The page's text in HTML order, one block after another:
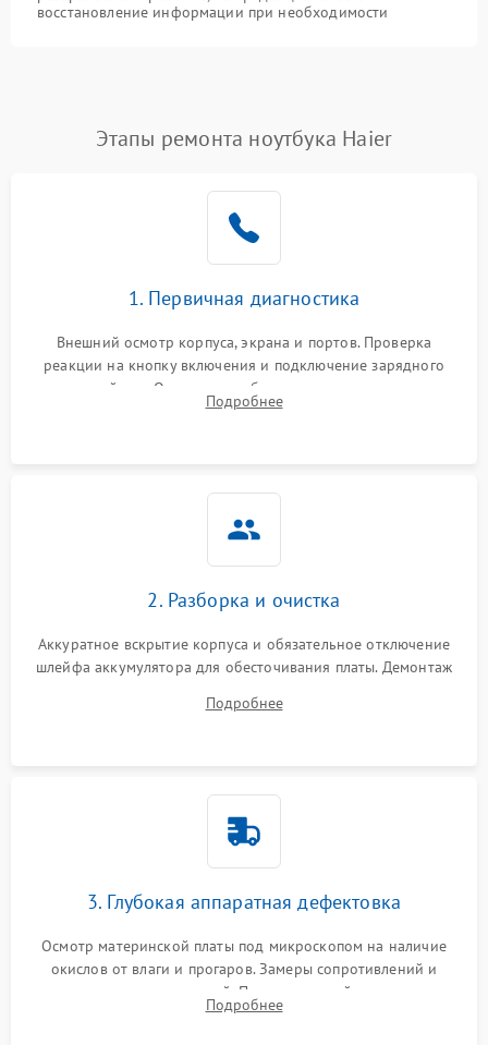
восстановление информации при необходимости
Этапы ремонта ноутбука Haier
1. Первичная диагностика
Внешний осмотр корпуса, экрана и портов. Проверка
реакции на кнопку включения и подключение зарядного
устройства. Оценка потребления тока с помощью
лабораторного блока питания для локализации проблемы.
Подробнее
2. Разборка и очистка
Аккуратное вскрытие корпуса и обязательное отключение
шлейфа аккумулятора для обесточивания платы. Демонтаж
высохшей термопасты с кристаллов чипов.
Подробнее
3. Глубокая аппаратная дефектовка
Осмотр материнской платы под микроскопом на наличие
окислов от влаги и прогаров. Замеры сопротивлений и
дежурных напряжений. Проверка цепей питания,
мультиконтроллера, процессора и видеочипа.
Подробнее